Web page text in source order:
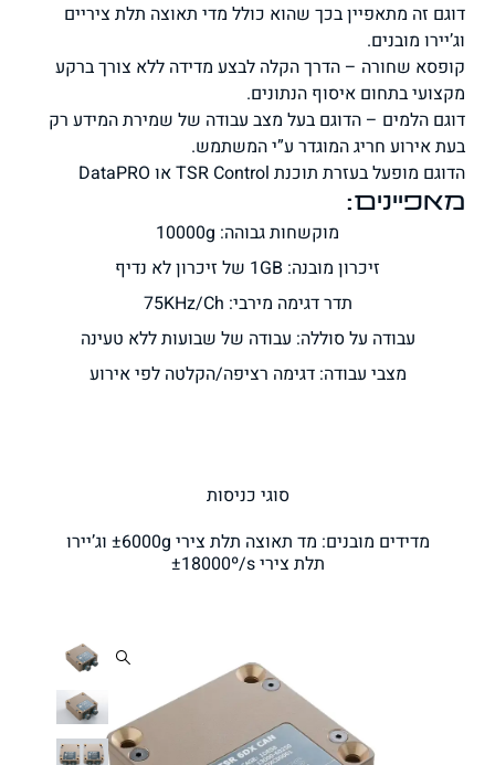
זה מתאפיין בכך שהוא כולל מדי תאוצה תלת ציריים
מובנים.
שחורה – הדרך הקלה לבצע מדידה ללא צורך ברקע
בתחום איסוף הנתונים.
הלמים – הדוגם בעל מצב עבודה של שמירת המידע רק
אירוע חריג המוגדר ע”י המשתמש.
מופעל בעזרת תוכנתTSR ControlאוDataPRO
מוקשחות גבוהה: 10000g
זיכרון מובנה: 1GB של זיכרון לא נדיף
תדר דגימה מירבי: 75KHz/Ch
עבודה על סוללה: עבודה של שבועות ללא טעינה
מצבי עבודה: דגימה רציפה/הקלטה לפי אירוע
סוגי כניסות
מדידים מובנים: מד תאוצה תלת צירי ±6000g וג’יירו
תלת צירי ±18000º/s